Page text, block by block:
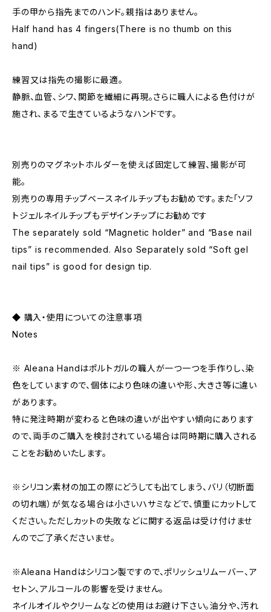
手の甲から指先までのハンド。親指はありません。
Half hand has 4 fingers(There is no thumb on this
hand)
練習又は指先の撮影に最適。
静脈、血管、シワ、関節を繊細に再現。さらに職人による色付けが
施され、まるで生きているようなハンドです。
別売りのマグネットホルダーを使えば固定して練習、撮影が可
能。
別売りの専用チップベースネイルチップもお勧めです。また「ソフ
トジェルネイルチップもデザインチップにお勧めです
The separately sold “Magnetic holder” and “Base nail
tips” is recommended. Also Separately sold “Soft gel
nail tips” is good for design tip.
◆ 購入・使用についての注意事項
Notes
※ Aleana Handはポルトガルの職人が一つ一つを手作りし、染
色をしていますので、個体により色味の違いや形、大きさ等に違い
があります。
特に発注時期が変わると色味の違いが出やすい傾向にあります
ので、両手のご購入を検討されている場合は同時期に購入される
ことをお勧めいたします。
※シリコン素材の加工の際にどうしても出てしまう、バリ（切断面
の切れ端）が気なる場合は小さいハサミなどで、慎重にカットして
ください。ただしカットの失敗などに関する返品は受け付けませ
んのでご了承くださいませ。
※Aleana Handはシリコン製ですので、ポリッシュリムーバー、ア
セトン、アルコールの影響を受けません。
ネイルオイルやクリームなどの使用はお避け下さい。油分や、汚れ